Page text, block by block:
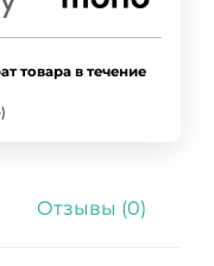
товара в течение
Отзывы (0)